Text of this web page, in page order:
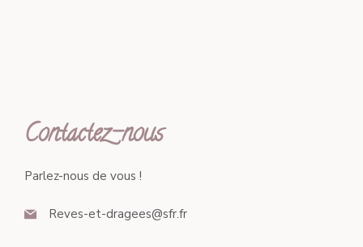
Contactez-nous
Parlez-nous de vous !
Reves-et-dragees@sfr.fr